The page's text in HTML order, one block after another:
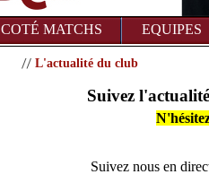
COTÉ MATCHS EQUIPES
L'actualité du club
Suivez
Suivez nous en